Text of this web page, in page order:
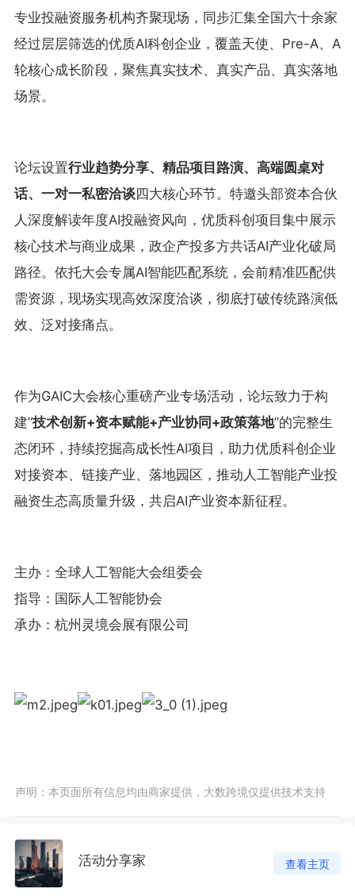
专业投融资服务机构齐聚现场，同步汇集全国六十余家
经过层层筛选的优质AI科创企业，覆盖天使、Pre-A、A
轮核心成长阶段，聚焦真实技术、真实产品、真实落地
场景。
论坛设置行业趋势分享、精品项目路演、高端圆桌对
话、一对一私密洽谈四大核心环节。特邀头部资本合伙
人深度解读年度AI投融资风向，优质科创项目集中展示
核心技术与商业成果，政企产投多方共话AI产业化破局
路径。依托大会专属AI智能匹配系统，会前精准匹配供
需资源，现场实现高效深度洽谈，彻底打破传统路演低
效、泛对接痛点。
作为GAIC大会核心重磅产业专场活动，论坛致力于构
建“技术创新+资本赋能+产业协同+政策落地”的完整生
态闭环，持续挖掘高成长性AI项目，助力优质科创企业
对接资本、链接产业、落地园区，推动人工智能产业投
融资生态高质量升级，共启AI产业资本新征程。
主办：全球人工智能大会组委会
指导：国际人工智能协会
承办：杭州灵境会展有限公司
声明：本页面所有信息均由商家提供，大数跨境仅提供技术支持
活动分享家 查看主页